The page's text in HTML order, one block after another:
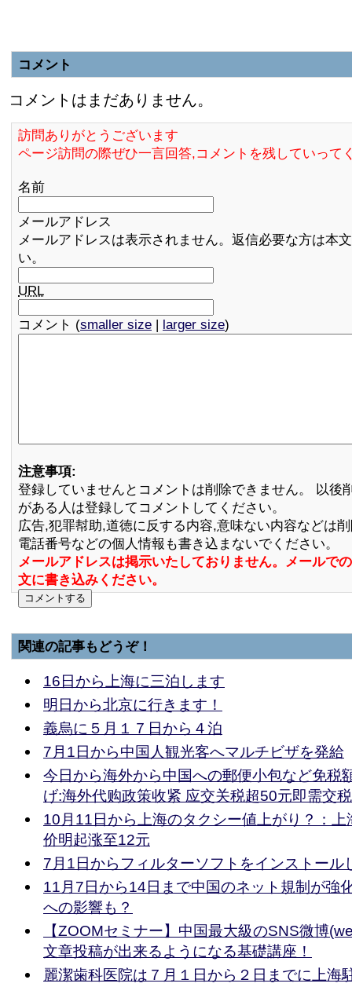
コメント
コメントはまだありません。
訪問ありがとうございます
ページ訪問の際ぜひ一言回答,コメントを残していって
名前
メールアドレス
メールアドレスは表示されません。返信必要な方は本
い。
URL
コメント (smaller size | larger size)
注意事項:
登録していませんとコメントは削除できません。 以後
がある人は登録してコメントしてください。
広告,犯罪幇助,道徳に反する内容,意味ない内容などは
電話番号などの個人情報も書き込まないでください。
メールアドレスは掲示いたしておりません。メールで
文に書き込みください。
関連の記事もどうぞ！
16日から上海に三泊します
明日から北京に行きます！
義烏に５月１７日から４泊
7月1日から中国人観光客へマルチビザを発給
今日から海外から中国への郵便小包など免税
げ:海外代购政策收紧 应交关税超50元即需交税
10月11日から上海のタクシー値上がり？：上
价明起涨至12元
7月1日からフィルターソフトをインストール
11月7日から14日まで中国のネット規制が強
への影響も？
【ZOOMセミナー】中国最大級のSNS微博
文章投稿が出来るようになる基礎講座！
麗潔歯科医院は７月１日から２日までに上海